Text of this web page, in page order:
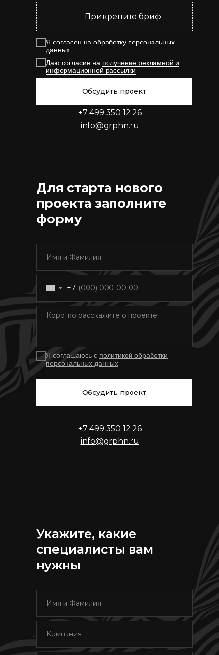
info@grphn.ru
+7 499 350 12 26
Прикрепите бриф
Я согласен на обработку персональных
данных
Даю согласие на получение рекламной и
информационной рассылки
Обсудить проект
info@grphn.ru
+7 499 350 12 26
+7
Я соглашаюсь с политикой обработки
персональных данных
Обсудить проект
Для старта нового
проекта заполните
форму
Укажите, какие
специалисты вам
нужны